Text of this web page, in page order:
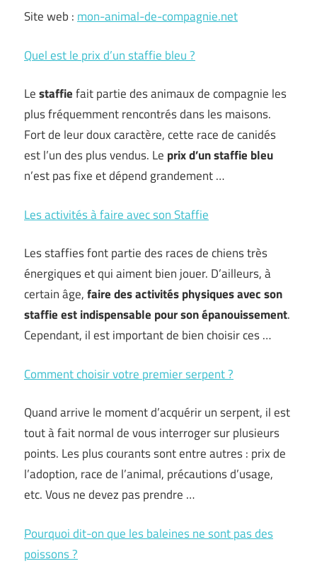
Site web : mon-animal-de-compagnie.net
Quel est le prix d’un staffie bleu ?
Lestaffiefait partie des animaux de compagnie les
plus fréquemment rencontrés dans les maisons.
Fort de leur doux caractère, cette race de canidés
est l’un des plus vendus. Le prix d’un staffie bleu
n’est pas fixe et dépend grandement …
Les activités à faire avec son Staffie
Les staffies font partie des races de chiens très
énergiques et qui aiment bien jouer. D’ailleurs, à
certain âge,faire des activités physiques avec son
staffie est indispensable pour son épanouissement.
Cependant, il est important de bien choisir ces …
Comment choisir votre premier serpent ?
Quand arrive le moment d’acquérir un serpent, il est
tout à fait normal de vous interroger sur plusieurs
points. Les plus courants sont entre autres : prix de
l’adoption, race de l’animal, précautions d’usage,
etc. Vous ne devez pas prendre …
Pourquoi dit-on que les baleines ne sont pas des
poissons ?